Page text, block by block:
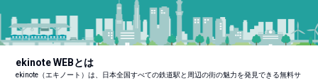
ekinote WEBとは
ekinote（エキノート）は、日本全国すべての鉄道駅と周辺の街の魅力を発見できる無料サ